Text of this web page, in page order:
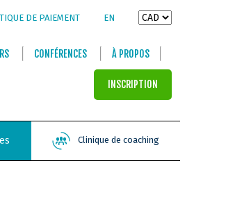
DE PAIEMENT EN
CONFÉRENCES À PROPOS
INSCRIPTION
Clinique de coaching